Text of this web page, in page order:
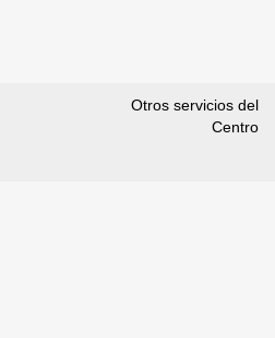
Otros servicios del
Centro